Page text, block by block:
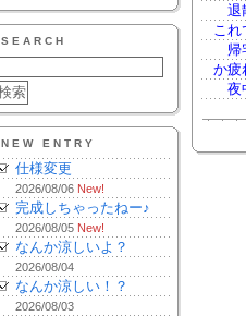
SEARCH
NEW ENTRY
仕様変更
2026/08/06 New!
完成しちゃったねー♪
2026/08/05 New!
なんか涼しいよ？
2026/08/04
なんか涼しい！？
2026/08/03
退
これ
帰
か疲
夜